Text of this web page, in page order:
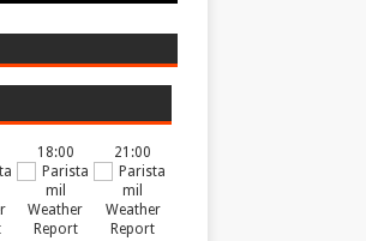
18:00 21:00